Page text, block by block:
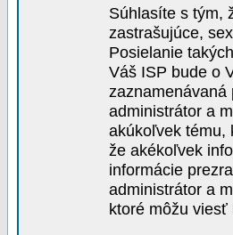
Súhlasíte s tým,
zastrašujúce,
Posielanie
Váš ISP bude o
zaznamenávaná
administrátor a
akúkoľvek tému,
že akékoľvek
informácie
administrátor a
ktoré môžu viesť